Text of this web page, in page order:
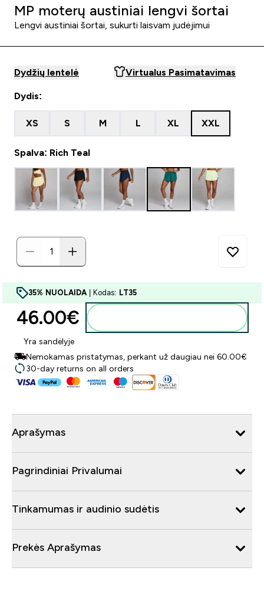
MP moterų austiniai lengvi šortai
Lengvi austiniai šortai, sukurti laisvam judėjimui
Dydžių lentelė Virtualus Pasimatavimas
Dydis:
XS S M L XL XXL
Spalva: Rich Teal
35% NUOLAIDA | Kodas: LT35
46.00€‎
Yra sandėlyje
Nemokamas pristatymas, perkant už daugiau nei 60.00€
30-day returns on all orders
Aprašymas
Pagrindiniai Privalumai
Tinkamumas ir audinio sudėtis
Prekės Aprašymas